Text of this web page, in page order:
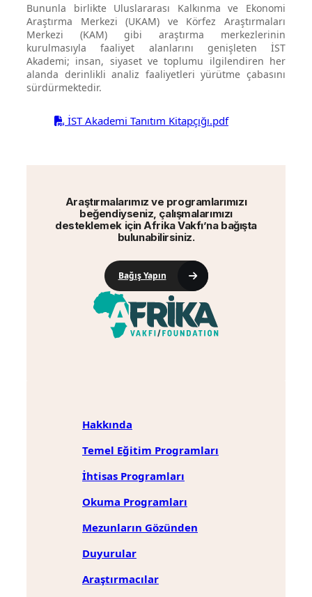
Bununla birlikte Uluslararası Kalkınma ve Ekonomi
Araştırma Merkezi (UKAM) ve Körfez Araştırmaları
Merkezi (KAM) gibi araştırma merkezlerinin
kurulmasıyla faaliyet alanlarını genişleten İST
Akademi; insan, siyaset ve toplumu ilgilendiren her
alanda derinlikli analiz faaliyetleri yürütme çabasını
sürdürmektedir.
İST Akademi Tanıtım Kitapçığı.pdf
Araştırmalarımız ve programlarımızı
beğendiyseniz, çalışmalarımızı
desteklemek için Afrika Vakfı’na bağışta
bulunabilirsiniz.
Bağış Yapın
Hakkında
Temel Eğitim Programları
İhtisas Programları
Okuma Programları
Mezunların Gözünden
Duyurular
Araştırmacılar